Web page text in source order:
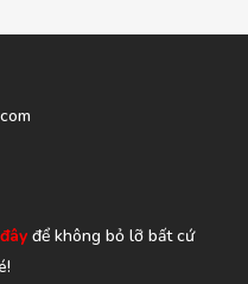
đây để không bỏ lỡ bất cứ